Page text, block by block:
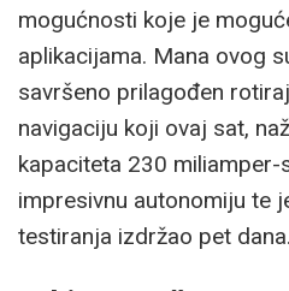
mogućnosti koje je
aplikacijama. Mana ovog
savršeno prilagođen
navigaciju koji ovaj sat,
kapaciteta 230 miliamper-
impresivnu autonomiju te
testiranja izdržao pet dana.